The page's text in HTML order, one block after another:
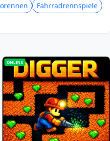
Fahrradrennspiele
ONLINE